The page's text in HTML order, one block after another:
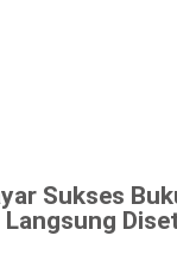
Sukses